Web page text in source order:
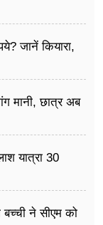
जानें कियारा,
मानी, छात्र अब
यात्रा 30
ने सीएम को